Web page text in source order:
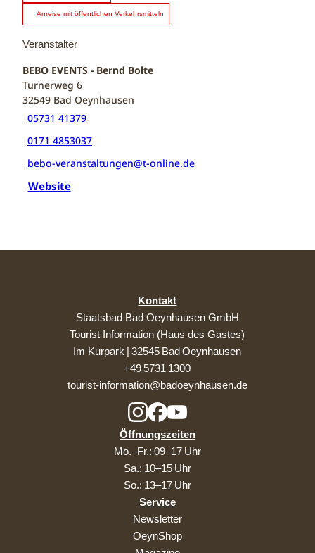
Anreise mit öffentlichen Verkehrsmitteln
Veranstalter
BEBO EVENTS - Bernd Bolte
Turnerweg 6
32549 Bad Oeynhausen
05731 41379
0171 4853037
bebo-veranstaltungen@t-online.de
Website
Kontakt
Staatsbad Bad Oeynhausen GmbH
Tourist Information (Haus des Gastes)
Im Kurpark | 32545 Bad Oeynhausen
+49 5731 1300
tourist-information@badoeynhausen.de
Öffnungszeiten
Mo.–Fr.: 09–17 Uhr
Sa.: 10–15 Uhr
So.: 13–17 Uhr
Service
Newsletter
OeynShop